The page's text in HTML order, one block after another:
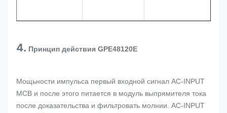
4. Принцип действия GPE48120E
Мощьности импульса первый входной сигнал AC-INPUT
MCB и после этого питается в модуль выпрямителя тока
после доказательства и фильтровать молнии. AC-INPUT